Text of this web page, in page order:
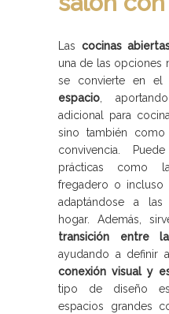
Las cocinas
una de las opciones
se convierte en el
espacio ,
adicional para
sino también
convivencia.
prácticas como
fregadero o incluso
adaptándose a
hogar. Además,
transición entre
ayudando a definir
conexión visual y
tipo de diseño
espacios grandes